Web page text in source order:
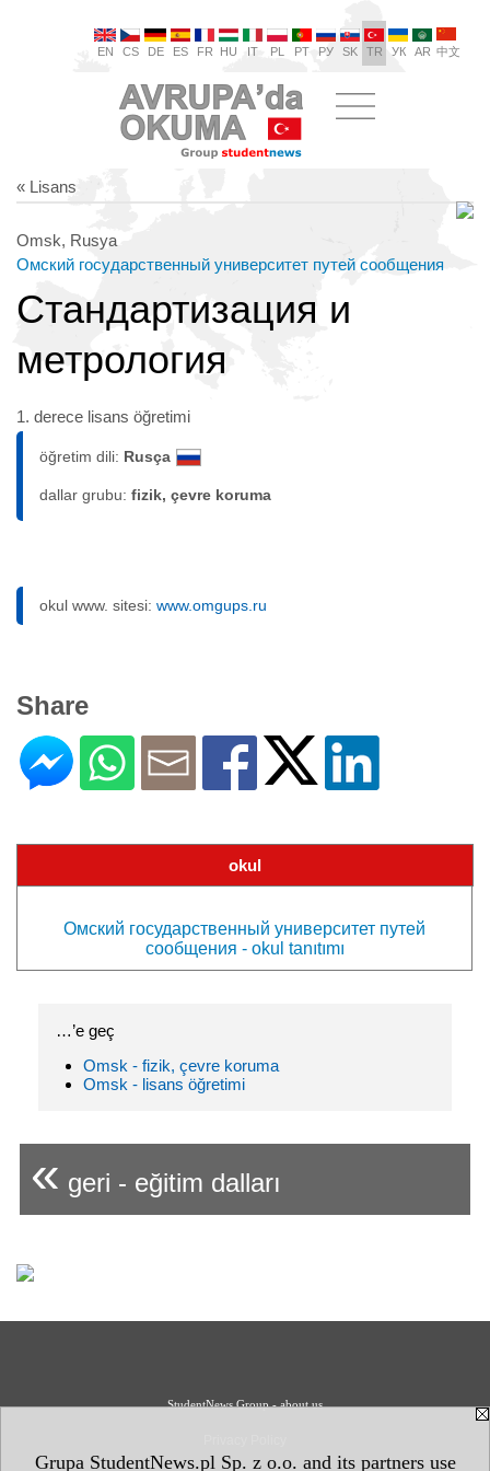
Grupa StudentNews.pl Sp. z o.o. and its partners use
EN CS DE ES FR HU IT PL PT РУ SK TR УК AR 中文
« Lisans
Omsk, Rusya
Омский государственный университет путей сообщения
Стандартизация и
метрология
1. derece lisans öğretimi
öğretim dili: Rusça
dallar grubu: fizik, çevre koruma
okul www. sitesi: www.omgups.ru
Share
okul
Омский государственный университет путей
сообщения - okul tanıtımı
…’e geç
Omsk - fizik, çevre koruma
Omsk - lisans öğretimi
« geri - eğitim dalları
StudentNews Group - about us